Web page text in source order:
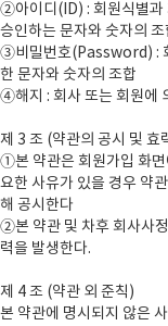
②아이디(ID) : 회원식별과
승인하는 문자와 숫자의 조
③비밀번호(Password) :
한 문자와 숫자의 조합
④해지 : 회사 또는 회원에
제 3 조 (약관의 공시 및 효
①본 약관은 회원가입 화면
요한 사유가 있을 경우 약
해 공시한다
②본 약관 및 차후 회사사
력을 발생한다.
제 4 조 (약관 외 준칙)
본 약관에 명시되지 않은